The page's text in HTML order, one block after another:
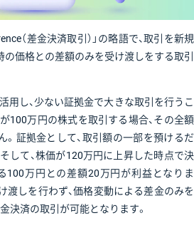
（差金決済取引）」の略語で、取引を新規
価格との差額のみを受け渡しをする取引
用し、少ない証拠金で大きな取引を行うこ
100万円の株式を取引する場合、その全額
。証拠金として、取引額の一部を預けるだ
して、株価が120万円に上昇した時点で決
100万円との差額20万円が利益となりま
渡しを行わず、価格変動による差金のみを
決済の取引が可能となります。